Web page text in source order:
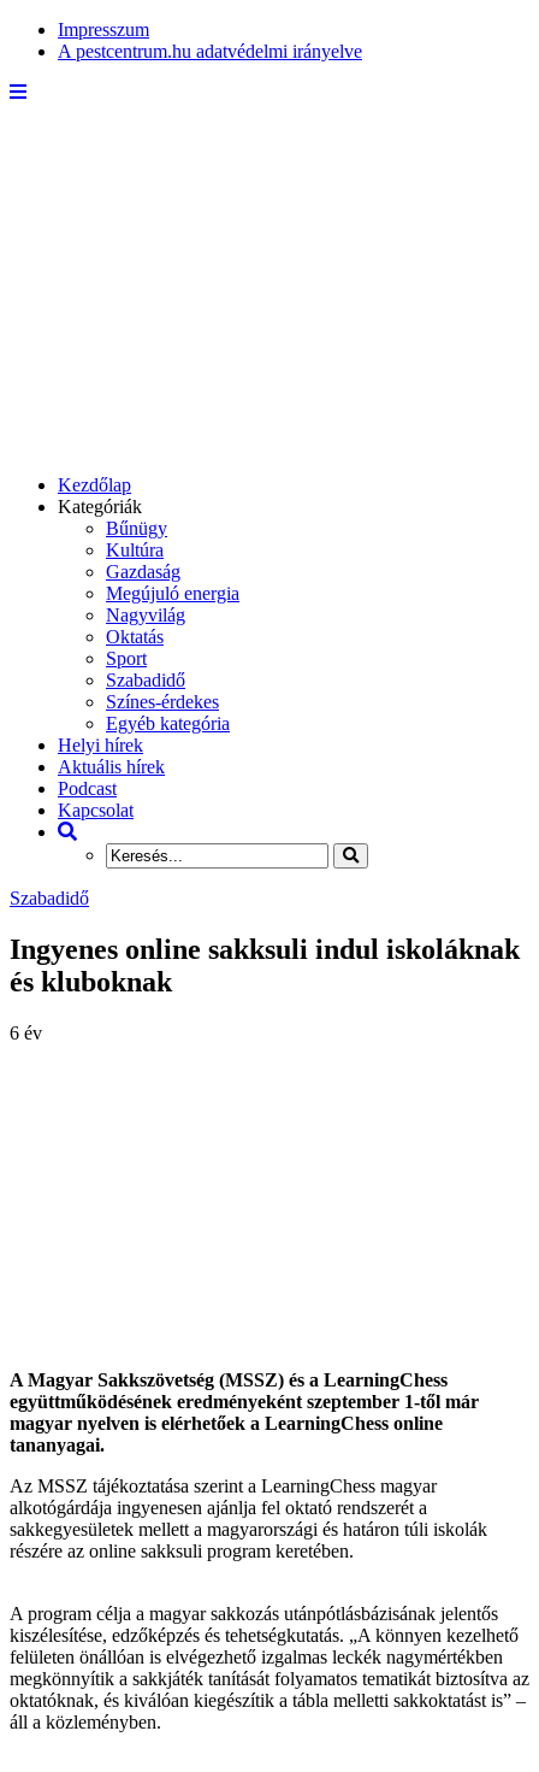
Impresszum
A pestcentrum.hu adatvédelmi irányelve
Kezdőlap
Kategóriák
Bűnügy
Kultúra
Gazdaság
Megújuló energia
Nagyvilág
Oktatás
Sport
Szabadidő
Színes-érdekes
Egyéb kategória
Helyi hírek
Aktuális hírek
Podcast
Kapcsolat
Szabadidő
Ingyenes online sakksuli indul iskoláknak
és kluboknak
6 év
A Magyar Sakkszövetség (MSSZ) és a LearningChess
együttműködésének eredményeként szeptember 1-től már
magyar nyelven is elérhetőek a LearningChess online
tananyagai.
Az MSSZ tájékoztatása szerint a LearningChess magyar
alkotógárdája ingyenesen ajánlja fel oktató rendszerét a
sakkegyesületek mellett a magyarországi és határon túli iskolák
részére az online sakksuli program keretében.
A program célja a magyar sakkozás utánpótlásbázisának jelentős
kiszélesítése, edzőképzés és tehetségkutatás. „A könnyen kezelhető
felületen önállóan is elvégezhető izgalmas leckék nagymértékben
megkönnyítik a sakkjáték tanítását folyamatos tematikát biztosítva az
oktatóknak, és kiválóan kiegészítik a tábla melletti sakkoktatást is” –
áll a közleményben.